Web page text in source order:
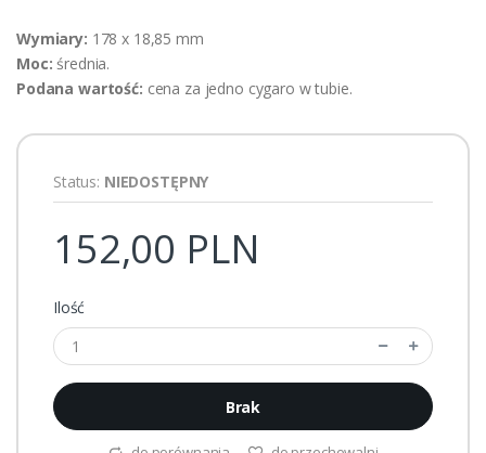
Wymiary: 178 x 18,85 mm
Moc:średnia.
Podana wartość: cena za jedno cygaro w tubie.
Status: NIEDOSTĘPNY
152,00 PLN
Ilość
Brak